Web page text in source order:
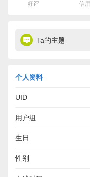
好评 信用
Ta的主题
个人资料
UID
用户组
生日
性别